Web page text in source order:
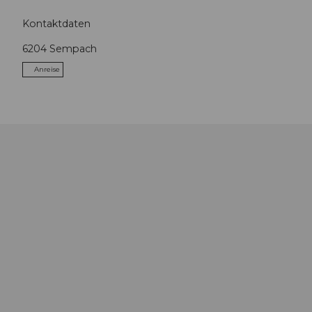
Kontaktdaten
6204 Sempach
Anreise